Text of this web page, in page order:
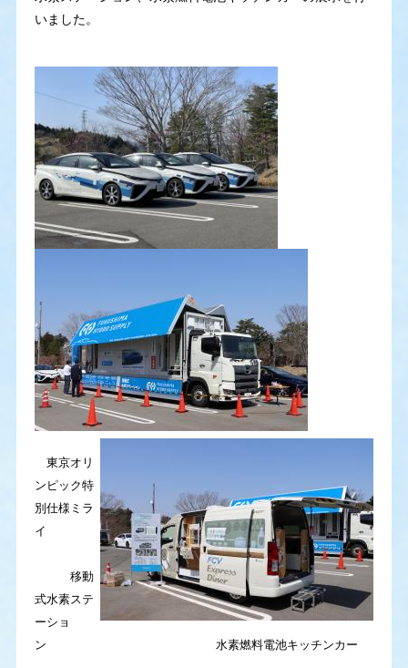
いました。
東京オリ
ンピック特
別仕様ミラ
イ
移動
式水素ステ
ーショ
ン 水素燃料電池キッチンカー